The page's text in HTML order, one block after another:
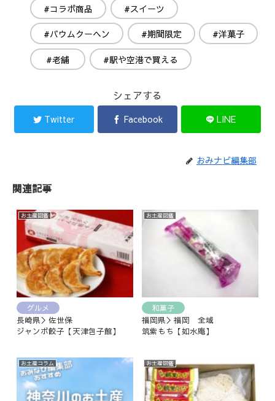
#コラボ商品 #スイーツ
#バウムクーヘン #期間限定 #洋菓子
#老舗 #駅や空港で買える
シェアする
Twitter Facebook LINE
おみナビ編集部
関連記事
お土産図鑑
グルメ
長崎県＞佐世保
ジャンボ餃子【天津包子館】
お土産図鑑
和菓子
福岡県＞福岡 全域
筑紫もち【如水庵】
お土産コラム お土産図鑑